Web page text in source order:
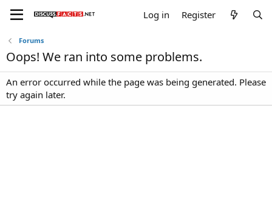
Log in Register
Forums
Oops! We ran into some problems.
An error occurred while the page was being generated. Please
try again later.